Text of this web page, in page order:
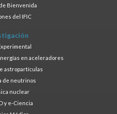
Bienvenida
del IFIC
en aceleradores
astropartículas
de neutrinos
nuclear
y e-Ciencia